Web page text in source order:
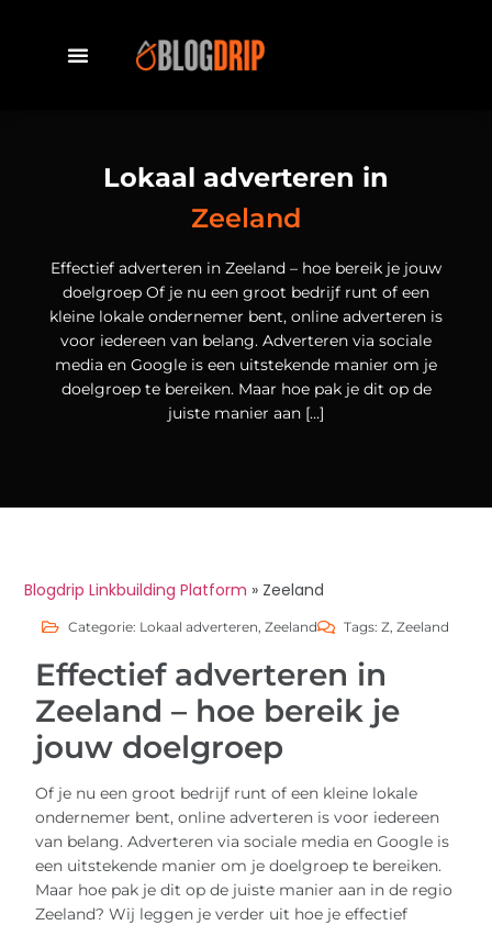
Lokaal adverteren in
Zeeland
Effectief adverteren in Zeeland – hoe bereik je jouw
doelgroep Of je nu een groot bedrijf runt of een
kleine lokale ondernemer bent, online adverteren is
voor iedereen van belang. Adverteren via sociale
media en Google is een uitstekende manier om je
doelgroep te bereiken. Maar hoe pak je dit op de
juiste manier aan […]
Blogdrip Linkbuilding Platform » Zeeland
Categorie: Lokaal adverteren,Zeeland Tags:Z,Zeeland
Effectief adverteren in
Zeeland – hoe bereik je
jouw doelgroep
Of je nu een groot bedrijf runt of een kleine lokale
ondernemer bent, online adverteren is voor iedereen
van belang. Adverteren via sociale media en Google is
een uitstekende manier om je doelgroep te bereiken.
Maar hoe pak je dit op de juiste manier aan in de regio
Zeeland? Wij leggen je verder uit hoe je effectief